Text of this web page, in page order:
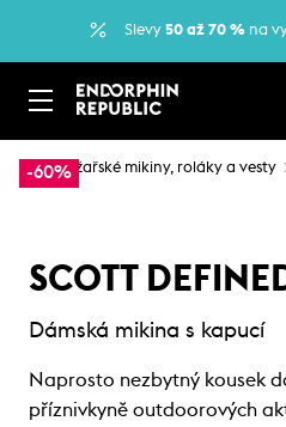
Slevy 50 až 70 % na
-60%
… Lyžařské mikiny, roláky a vesty
SCOTT
Dámská mikina s kapucí
Naprosto nezbytný kousek
příznivkyně outdoorových